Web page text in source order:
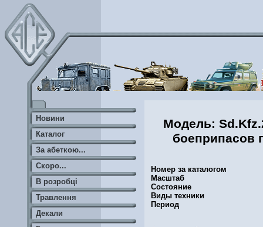
Модель:
боеприпасов
Номер за каталогом
Масштаб
Состояние
Виды техники
Период
Новини
Каталог
За абеткою...
Скоро...
В розробці
Травлення
Декали